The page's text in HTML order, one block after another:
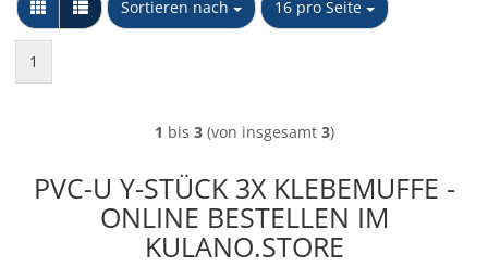
Sortieren nach
Sortieren nach 16 pro Seite
pro Seite
1
1 bis 3(von insgesamt 3)
PVC-U Y-STÜCK 3X KLEBEMUFFE -
ONLINE BESTELLEN IM
KULANO.STORE